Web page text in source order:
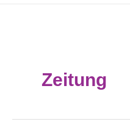
Zeitung